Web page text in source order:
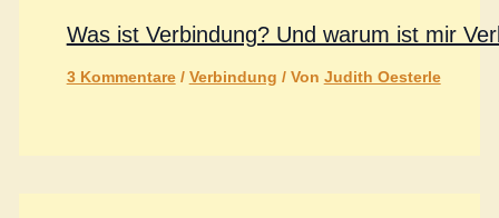
Was ist Verbindung? Und warum ist mir
3 Kommentare / Verbindung / Von Judith Oesterle